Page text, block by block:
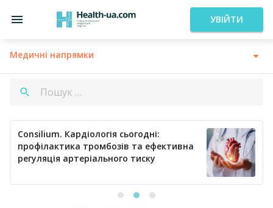
УВІЙТИ
Медичні напрямки
Consilium. Кардіологія сьогодні:
профілактика тромбозів та ефективна
регуляція артеріального тиску